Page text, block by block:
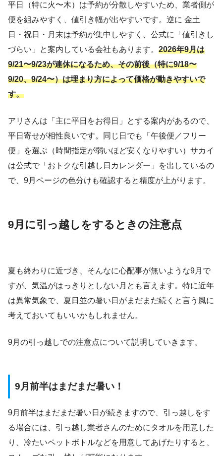
平日（特に火〜木）は予約が分散しやすいため、業者側が
便を組みやすく、値引き幅が出やすいです。逆に 金土
日・祝日・月末は予約が集中しやすく、公式に「値引きし
づらい」と案内している会社もあります。 2026年9月は
9/21〜9/23が連休になるため、その前後（特に9/18〜
9/20、9/24〜）は埋まり方によって価格が動きやすいで
す。
アリさんは「主に平日をお得日」とする案内があるので、
平日寄せが相性良いです。同じ日でも「午後便／フリー
便」を選ぶ（時間指定が弱いほど安くなりやすい）サカイ
は公式で「おトクな引越し日カレンダー」を出しているの
で、9月ページの色分けも確認すると精度が上がります。
9月に引っ越しをするときの注意点
夏も終わりに近づき、そんなに心配事が無いような9月で
すが、気温がはっきりとしない月とも言えます。特に近年
は異常気象で、夏日並の暑い日がまだまだ続くと言う風に
考えておいてもいいかもしれません。
9月の引っ越しでの注意点について説明していきます。
9月前半はまだまだ暑い！
9月前半はまだまだ暑い日が続きますので、引っ越しをす
る場合には、引っ越し業者さんのためにタオルを用意した
り、冷たいペットボトルなどを用意してあげたりすると、